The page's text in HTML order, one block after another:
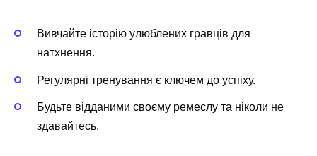
Вивчайте історію улюблених гравців для
натхнення.
Регулярні тренування є ключем до успіху.
Будьте відданими своєму ремеслу та ніколи не
здавайтесь.